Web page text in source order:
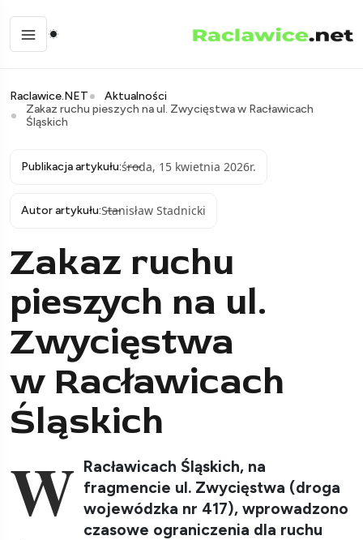
Raclawice.NET
Aktualności
Zakaz ruchu pieszych na ul. Zwycięstwa w Racławicach
Śląskich
Publikacja artykułu:środa, 15 kwietnia 2026r.
Autor artykułu:Stanisław Stadnicki
Zakaz ruchu
pieszych na ul.
Zwycięstwa
w Racławicach
Śląskich
W Racławicach Śląskich, na
fragmencie ul. Zwycięstwa (droga
wojewódzka nr 417), wprowadzono
czasowe ograniczenia dla ruchu